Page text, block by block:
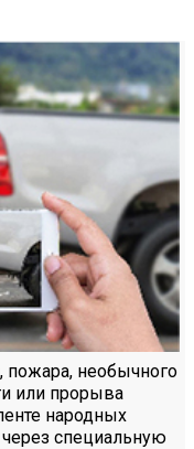
пожара, необычного
или прорыва
народных
специальную